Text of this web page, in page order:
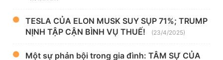
TESLA CỦA ELON MUSK SUY SỤP 71%; TRUMP
NỊNH TẬP CẬN BÌNH VỤ THUẾ!
(23/4/2025)
Một sự phản bội trong gia đình: TÂM SỰ CỦA